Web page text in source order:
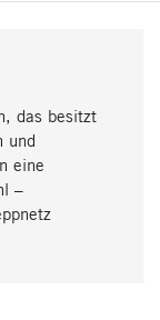
das besitzt
und
eine
–